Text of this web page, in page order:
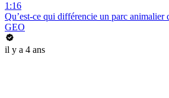
1:16
Qu’est-ce qui différencie un parc animalier
GEO
il y a 4 ans